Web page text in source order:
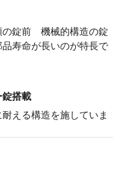
の錠前 機械的構造の錠
寿命が長いのが特長で
錠搭載
える構造を施していま